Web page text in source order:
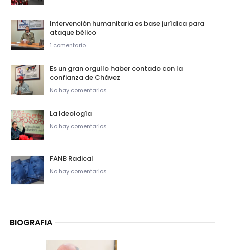
Intervención humanitaria es base jurídica para
ataque bélico
1 comentario
Es un gran orgullo haber contado con la
confianza de Chávez
No hay comentarios
La Ideología
No hay comentarios
FANB Radical
No hay comentarios
BIOGRAFIA